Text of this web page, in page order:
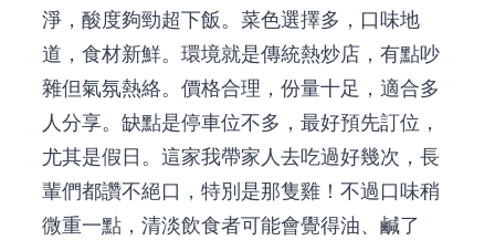
淨，酸度夠勁超下飯。菜色選擇多，口味地
道，食材新鮮。環境就是傳統熱炒店，有點吵
雜但氣氛熱絡。價格合理，份量十足，適合多
人分享。缺點是停車位不多，最好預先訂位，
尤其是假日。這家我帶家人去吃過好幾次，長
輩們都讚不絕口，特別是那隻雞！不過口味稍
微重一點，清淡飲食者可能會覺得油、鹹了